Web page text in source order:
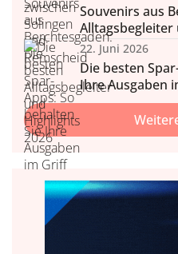
Souvenirs aus
Alltagsbegleiter
22. Juni 2026
Die besten
Ihre Ausgaben